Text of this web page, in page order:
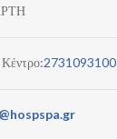
2731093100